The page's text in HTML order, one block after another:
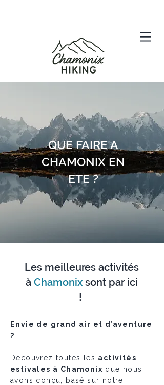
QUE FAIRE A
CHAMONIX EN
ETE ?
Les meilleures activités
à Chamonix sont par ici
!
Envie de grand air et d’aventure
?
Découvrez toutes les activités
estivales à Chamonix que nous
avons conçu, basé sur notre